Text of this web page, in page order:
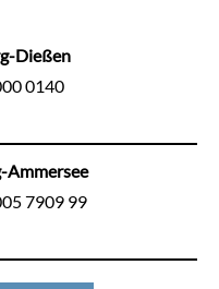
Dießen
0140
Ammersee
7909 99